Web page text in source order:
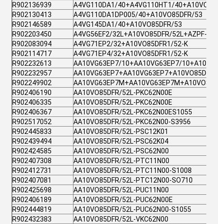
R902136939
A4VG110DA1/40+A4VG110HT1/
R902130413
A4VG110DA1DP005/40+A10VO85DFR/53
R902146589
A4VG145DA1/40+A10VO85DFR/53
R902203450
A4VG56EF2/32L+A10VO85DFR/52L+AZPF-
R902083094
A4VG71EP2/32+A10VO85DFR1/52-K
R902114717
A4VG71EP4/32+A10VO85DFR1/52-K
R902232613
AA10VG63EP7/10+AA10VG63EP7/
R902232957
R902249902
R902406190
AA10VO85DFR/52L-PKC62N00E
R902406335
AA10VO85DFR/52L-PKC62N00E
R902406367
AA10VO85DFR/52L-PKC62N00ES1055
R902517052
AA10VO85DFR/52L-PKC62N00-S3956
R902445833
AA10VO85DFR/52L-PSC12K01
R902439494
AA10VO85DFR/52L-PSC62K04
R902424585
AA10VO85DFR/52L-PSC62N00
R902407308
AA10VO85DFR/52L-PTC11N00
R902412731
AA10VO85DFR/52L-PTC11N00-S1008
R902407081
AA10VO85DFR/52L-PTC12N00-SO710
R902425698
AA10VO85DFR/52L-PUC11N00
R902406189
AA10VO85DFR/52L-PUC62N00E
R902444819
AA10VO85DFR/52L-PUC62N00-S1055
R902432383
AA10VO85DFR/52L-VKC62N00